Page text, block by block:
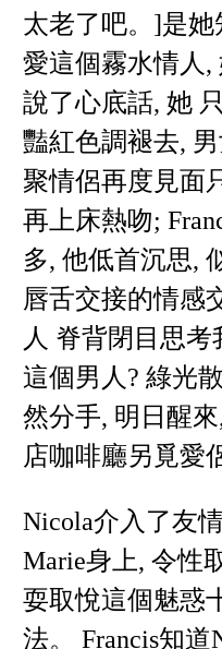
太老了吧。]是
愛這個霧水情人,
說了心底話, 她
豔紅色調褪去,
聚情侶再度見面
再上床熱吻;
多, 他低首沉思,
唇舌交接的情感
人 脊背閉目思
這個男人? 綠光
然分手, 明日醒
店咖啡廳另覓愛
Nicola介入了友
Marie身上, 令性
耍取悅這個魅惑
法。 Francis知